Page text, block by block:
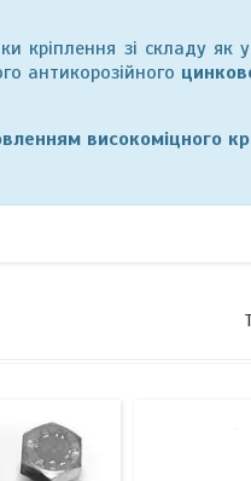
кріплення зі складу як
антикорозійного
високоміцного